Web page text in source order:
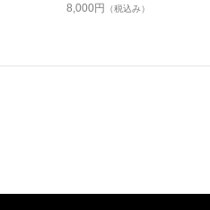
8,000円 （税込み）